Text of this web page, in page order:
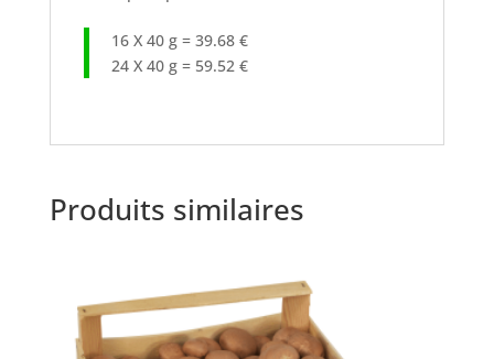
16 X 40 g = 39.68 €
24 X 40 g = 59.52 €
Produits similaires